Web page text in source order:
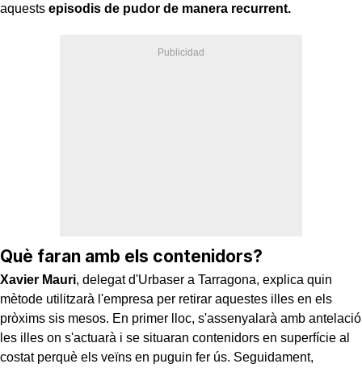
aquests episodis de pudor de manera recurrent.
Què faran amb els contenidors?
Xavier Mauri, delegat d'Urbaser a Tarragona, explica quin
mètode utilitzarà l'empresa per retirar aquestes illes en els
pròxims sis mesos. En primer lloc, s'assenyalarà amb antelació
les illes on s'actuarà i se situaran contenidors en superfície al
costat perquè els veïns en puguin fer ús. Seguidament,